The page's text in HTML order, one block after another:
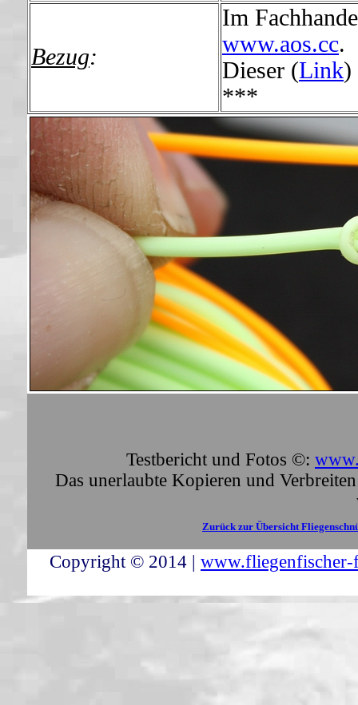
Bezug:
Im
www.aos.cc.
Dieser (Link)
***
Testbericht und Fotos ©:
Das unerlaubte Kopieren und
Zurück zur Übersicht
Copyright © 2014 | www.fliegenfischer-